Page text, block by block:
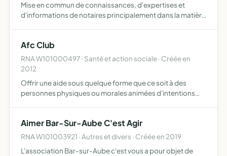
Mise en commun de connaissances, d'expertises et
d'informations de notaires principalement dans la matière
Afc Club
RNA W101000497 · Santé et action sociale · Créée en
2012
Offrir une aide sous quelque forme que ce soit à des
personnes physiques ou morales animées d'intentions
Aimer Bar-Sur-Aube C'est Agir
RNA W101003921 · Autres et divers · Créée en 2019
L'association Bar-sur-Aube c'est vous a pour objet de